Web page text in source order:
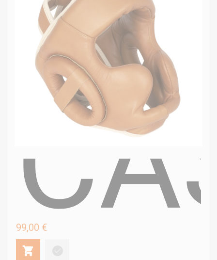
99,00 €